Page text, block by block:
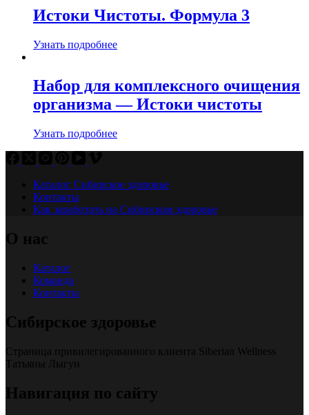
Истоки Чистоты. Формула 3
Узнать подробнее
Набор для комплексного очищения
организма — Истоки чистоты
Узнать подробнее
Каталог Сибирское здоровье
Контакты
Как заработать на Сибирском здоровье
О нас
Каталог
Команда
Контакты
Сибирское здоровье
Страница привилегированного клиента Siberian Wellness
Татьяны Лыгун
Навигация по сайту